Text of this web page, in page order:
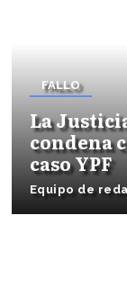
FALLO
La
condena
caso YPF
Equipo de